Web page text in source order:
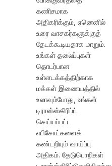
கணிசமாக
அதிகரிக்கும், ஏனெனில்
உரை வாசகர்களுக்குத்
தேடக்கூடியதாக மாறும்.
உங்கள் தலைப்புகள்
தொடர்பான
உள்ளடக்கத்திற்காக
மக்கள் இணையத்தில்
உலாவும்போது, உங்கள்
டிரான்ஸ்கிரிப்ட்
செய்யப்பட்ட
எபிசோட்களைக்
கண்டறியும் வாய்ப்பு
அதிகம். தேடுபொறிகள்